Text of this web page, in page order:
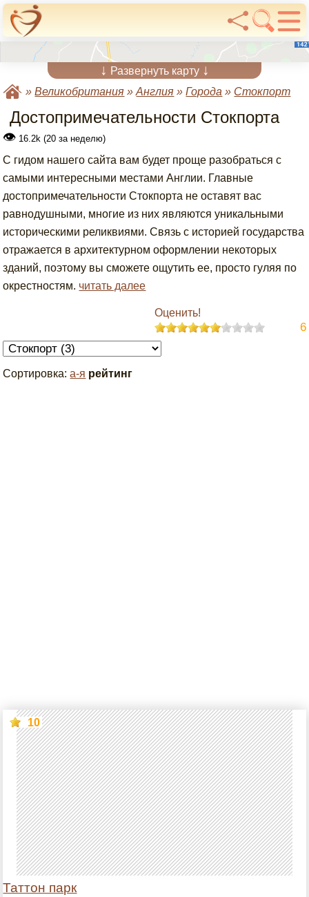
↓ Развернуть карту ↓
»Великобритания »Англия »Города » Стокпорт
Достопримечательности Стокпорта
👁 16.2k (20 за неделю)
С гидом нашего сайта вам будет проще разобраться с
самыми интересными местами Англии. Главные
достопримечательности Стокпорта не оставят вас
равнодушными, многие из них являются уникальными
историческими реликвиями. Связь с историей государства
отражается в архитектурном оформлении некоторых
зданий, поэтому вы сможете ощутить ее, просто гуляя по
окрестностям. читать далее
Оценить!
6
Сортировка:а-я рейтинг
Таттон парк
10